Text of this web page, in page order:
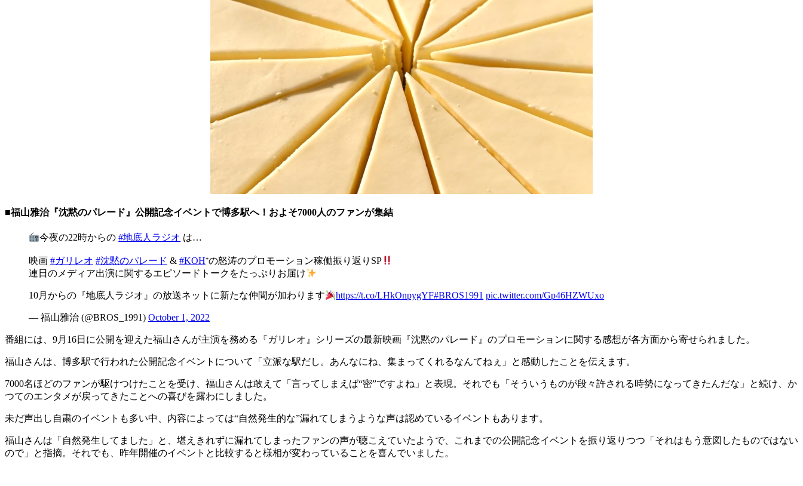
■福山雅治『沈黙のパレード』公開記念イベントで博多駅へ！およそ7000人のファンが集結
今夜の22時からの#地底人ラジオ は…
映画 #ガリレオ #沈黙のパレード & #KOH⁺の怒涛のプロモーション稼働振り返りSP
連日のメディア出演に関するエピソードトークをたっぷりお届け
10月からの『地底人ラジオ』の放送ネットに新たな仲間が加わります https://t.co/LHkOnpygYF#BROS1991 pic.twitter.com/Gp46HZWUxo
— 福山雅治 (@BROS_1991) October 1, 2022
番組には、9月16日に公開を迎えた福山さんが主演を務める『ガリレオ』シリーズの最新映画『沈黙のパレード』のプロモーションに関する感想が各方面から寄せられました。
福山さんは、博多駅で行われた公開記念イベントについて「立派な駅だし。あんなにね、集まってくれるなんてねぇ」と感動したことを伝えます。
7000名ほどのファンが駆けつけたことを受け、福山さんは敢えて「言ってしまえば“密”ですよね」と表現。それでも「そういうものが段々許される時勢になってきたんだな」と続け、か
つてのエンタメが戻ってきたことへの喜びを露わにしました。
未だ声出し自粛のイベントも多い中、内容によっては“自然発生的な”漏れてしまうような声は認めているイベントもあります。
福山さんは「自然発生してました」と、堪えきれずに漏れてしまったファンの声が聴こえていたようで、これまでの公開記念イベントを振り返りつつ「それはもう意図したものではない
ので」と指摘。それでも、昨年開催のイベントと比較すると様相が変わっていることを喜んでいました。